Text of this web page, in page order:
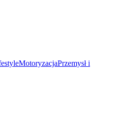
MotoryzacjaPrzemysł i